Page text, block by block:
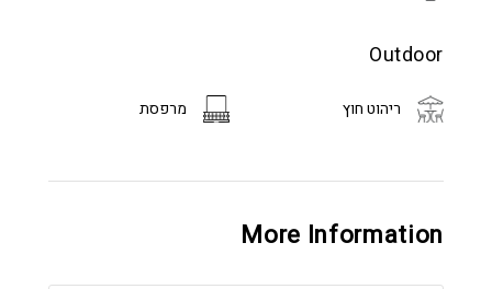
Outdoor
ריהוט חוץ מרפסת
More Information